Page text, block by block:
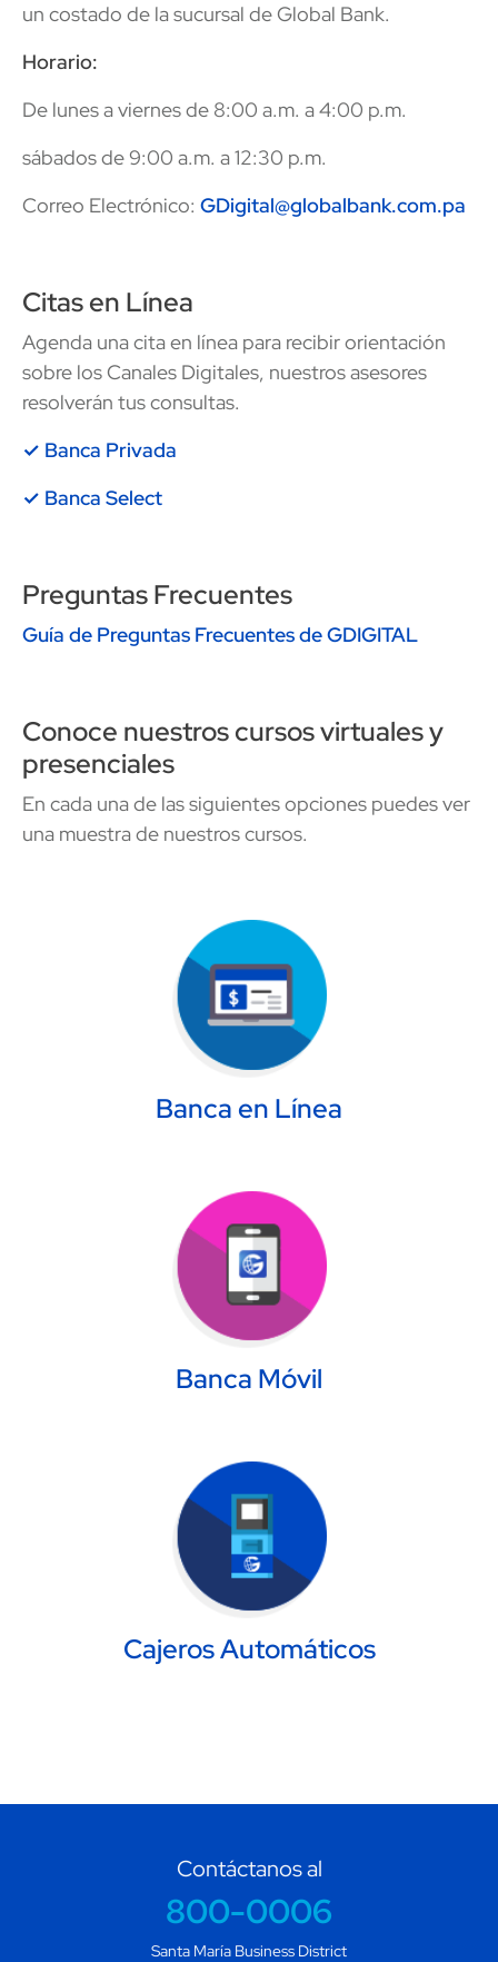
un costado de la sucursal de Global Bank.
Horario:
De lunes a viernes de 8:00 a.m. a 4:00 p.m.
sábados de 9:00 a.m. a 12:30 p.m.
Correo Electrónico: GDigital@globalbank.com.pa
Citas en Línea
Agenda una cita en línea para recibir orientación
sobre los Canales Digitales, nuestros asesores
resolverán tus consultas.
✓ Banca Privada
✓ Banca Select
Preguntas Frecuentes
Guía de Preguntas Frecuentes de GDIGITAL
Conoce nuestros cursos virtuales y
presenciales
En cada una de las siguientes opciones puedes ver
una muestra de nuestros cursos.
Banca en Línea
Banca Móvil
Cajeros Automáticos
Contáctanos al
800-0006
Santa María Business District